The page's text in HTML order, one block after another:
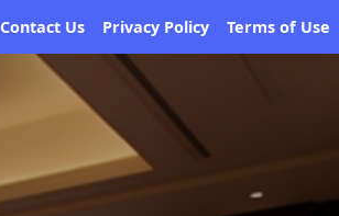
Contact Us Privacy Policy Terms of Use